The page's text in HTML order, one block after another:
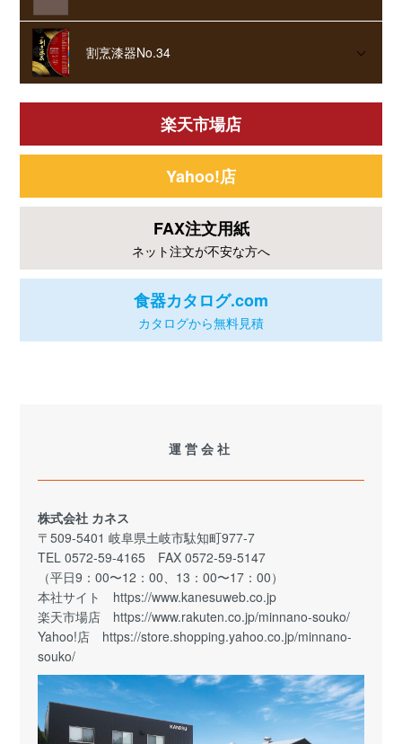
割烹漆器No.34
楽天市場店
Yahoo!店
FAX注文用紙
ネット注文が不安な方へ
食器カタログ.com
カタログから無料見積
運営会社
株式会社 カネス
〒509-5401 岐阜県土岐市駄知町977-7
TEL 0572-59-4165 FAX 0572-59-5147
（平日9：00〜12：00、13：00〜17：00）
本社サイト https://www.kanesuweb.co.jp
楽天市場店 https://www.rakuten.co.jp/minnano-souko/
Yahoo!店 https://store.shopping.yahoo.co.jp/minnano-
souko/